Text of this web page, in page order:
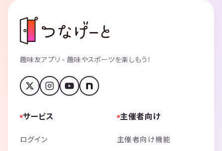
趣味友アプリ - 趣味やスポーツを楽しもう！
サービス
ログイン
主催者向け
主催者向け機能